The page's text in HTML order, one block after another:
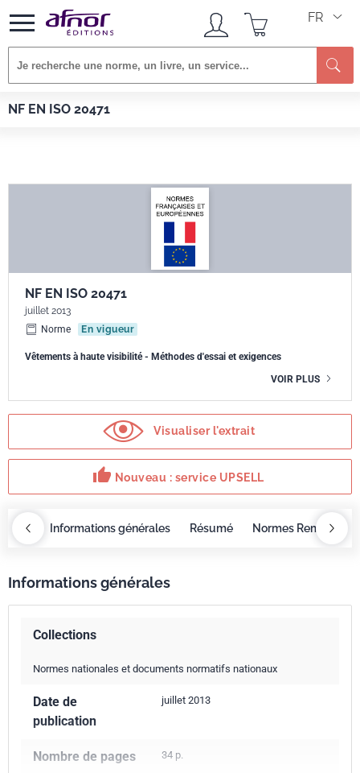
FR
NF EN ISO 20471
Afnor EDITIONS Normes
NF EN ISO 20471
juillet 2013
Norme
En vigueur
Vêtements à haute visibilité - Méthodes d'essai et exigences
VOIR PLUS
Visualiser l'extrait
thumb_up Nouveau : service UPSELL
Informations générales Résumé Normes
Informations générales
Collections
Normes nationales et documents normatifs nationaux
Date de
publication
juillet 2013
Nombre de pages 34 p.